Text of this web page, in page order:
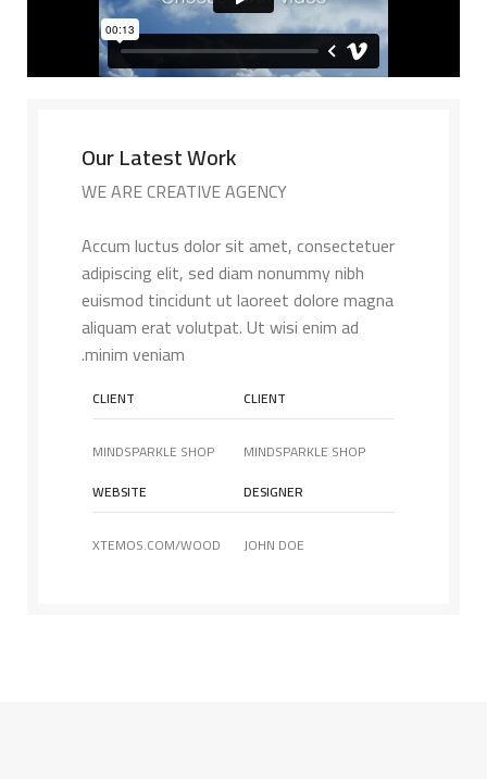
Our Latest Work
WE ARE CREATIVE AGENCY
Accum luctus dolor sit amet, consectetuer
adipiscing elit, sed diam nonummy nibh
euismod tincidunt ut laoreet dolore magna
aliquam erat volutpat. Ut wisi enim ad
minim veniam.
CLIENT
MINDSPARKLE SHOP
CLIENT
MINDSPARKLE SHOP
DESIGNER
JOHN DOE
WEBSITE
XTEMOS.COM/WOOD